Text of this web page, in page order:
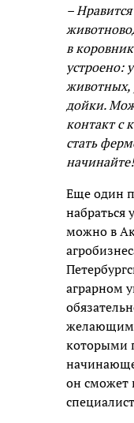
–
в
устроено:
дойки.
контакт с
стать
Еще один
набраться
можно в
аграрном
желающим
которыми
он сможет